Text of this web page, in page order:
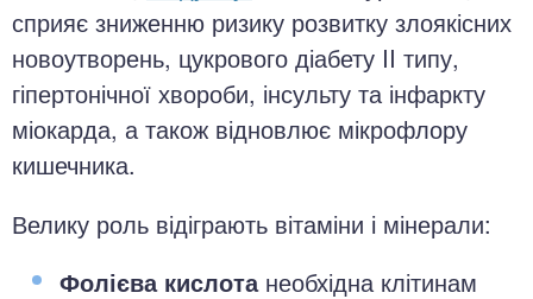
сприяє зниженню ризику розвитку злоякісних
новоутворень, цукрового діабету II типу,
гіпертонічної хвороби, інсульту та інфаркту
міокарда, а також відновлює мікрофлору
кишечника.
Велику роль відіграють вітаміни і мінерали:
Фолієва кислотанеобхідна клітинам